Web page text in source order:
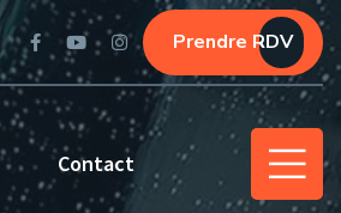
Prendre RDV
Contact